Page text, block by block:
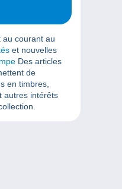
au courant au
et nouvelles
Des articles
de
en timbres,
autres intérêts